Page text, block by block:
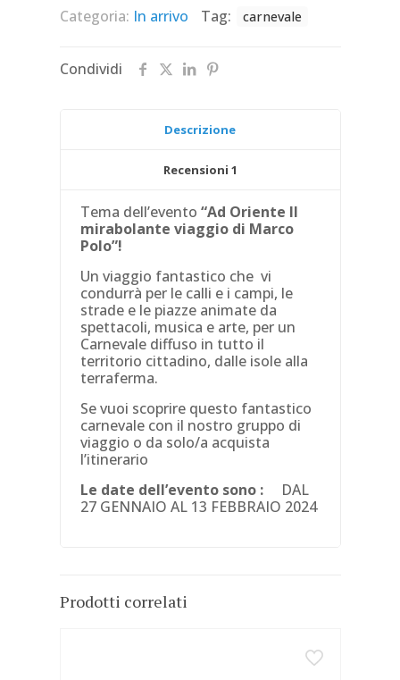
Categoria: In arrivo Tag: carnevale
Condividi
Descrizione
Recensioni 1
Tema dell’evento“Ad Oriente Il
mirabolante viaggio di Marco
Polo”!
Un viaggio fantastico che vi
condurrà per le calli e i campi, le
strade e le piazze animate da
spettacoli, musica e arte, per un
Carnevale diffuso in tutto il
territorio cittadino, dalle isole alla
terraferma.
Se vuoi scoprire questo fantastico
carnevale con il nostro gruppo di
viaggio o da solo/a acquista
l’itinerario
Le date dell’evento sono : DAL
27 GENNAIO AL 13 FEBBRAIO 2024
Prodotti correlati